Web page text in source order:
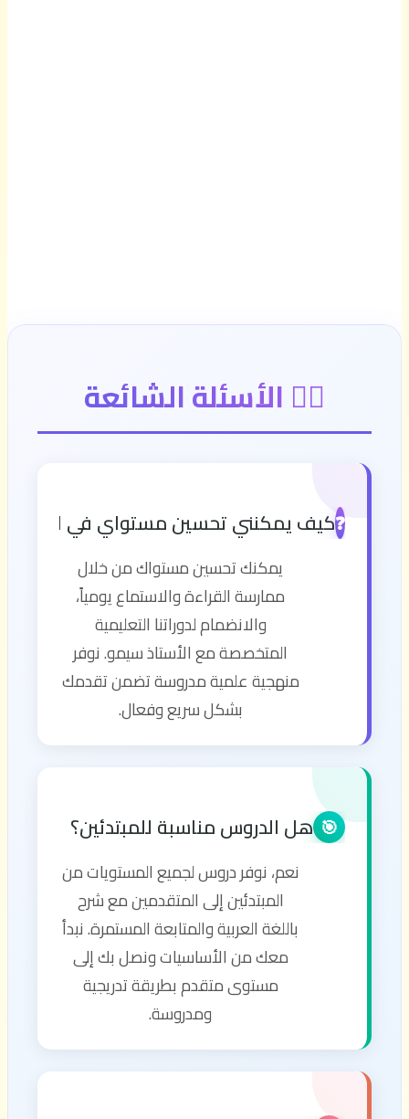
🙋‍♂️ الأسئلة الشائعة
❓كيف يمكنني تحسين مستواي في اللغة
يمكنك تحسين مستواك من خلال
ممارسة القراءة والاستماع يومياً،
والانضمام لدوراتنا التعليمية
المتخصصة مع الأستاذ سيمو. نوفر
منهجية علمية مدروسة تضمن تقدمك
بشكل سريع وفعال.
🎯 هل الدروس مناسبة للمبتدئين؟
نعم، نوفر دروس لجميع المستويات من
المبتدئين إلى المتقدمين مع شرح
باللغة العربية والمتابعة المستمرة. نبدأ
معك من الأساسيات ونصل بك إلى
مستوى متقدم بطريقة تدريجية
ومدروسة.